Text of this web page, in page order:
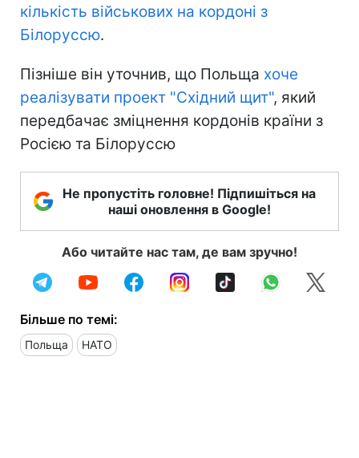
кількість військових на кордоні з
Білоруссю.
Пізніше він уточнив, що Польща хоче
реалізувати проект "Східний щит", який
передбачає зміцнення кордонів країни з
Росією та Білоруссю
Не пропустіть головне! Підпишіться на
наші оновлення в Google!
Або читайте нас там, де вам зручно!
Більше по темі:
Польща НАТО